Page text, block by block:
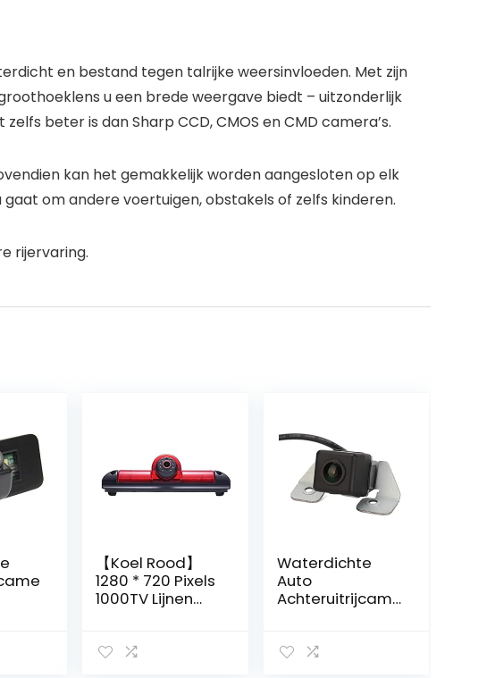
en bestand tegen talrijke weersinvloeden. Met zijn
u een brede weergave biedt – uitzonderlijk
beter is dan Sharp CCD, CMOS en CMD camera’s.
kan het gemakkelijk worden aangesloten op elk
om andere voertuigen, obstakels of zelfs kinderen.
rijervaring.
【Koel Rood】
1280 * 720 Pixels
1000TV Lijnen
Remlicht
Waterdichte
Auto
Achteruitrijcame
Sorento